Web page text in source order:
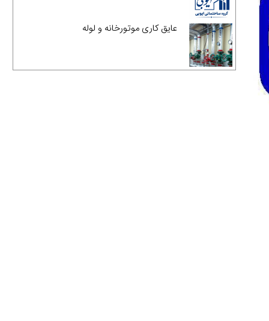
عایق کاری موتورخانه و لوله